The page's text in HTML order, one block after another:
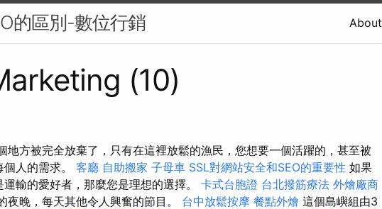
的區別-數位行銷 About
(10)
地方被完全放棄了，只有在這裡放鬆的漁民，您想要一個活躍的，甚至被
人的需求。 客廳 自助搬家 子母車 SSL對網站安全和SEO的重要性 如果
輸的愛好者，那麼您是理想的選擇。 卡式台胞證 台北撥筋療法 外燴廠商
夜晚，每天其他令人興奮的節目。 台中放鬆按摩 餐點外燴 這個島嶼組由3